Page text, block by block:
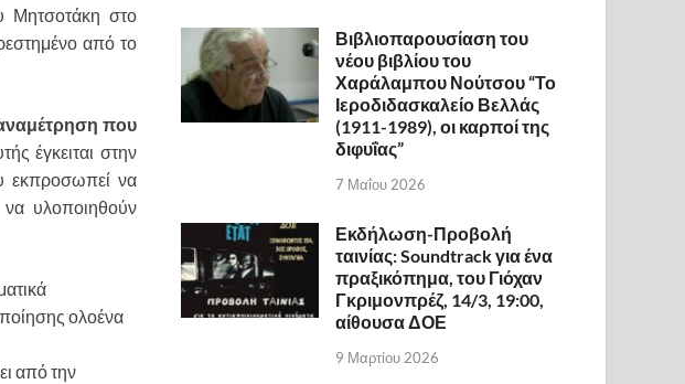
Μητσοτάκη στο
από το
που
έγκειται στην
εκπροσωπεί να
υλοποιηθούν
ολοένα
από την
Βιβλιοπαρουσίαση του
νέου βιβλίου του
Χαράλαμπου Νούτσου “Το
Ιεροδιδασκαλείο Βελλάς
(1911-1989), οι καρποί της
διφυΐας”
7 Μαΐου 2026
Εκδήλωση-Προβολή
ταινίας: Soundtrack για ένα
πραξικόπημα, του Γιόχαν
Γκριμονπρέζ, 14/3, 19:00,
αίθουσα ΔΟΕ
9 Μαρτίου 2026